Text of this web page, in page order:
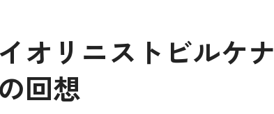
オリニストビルケナ
回想